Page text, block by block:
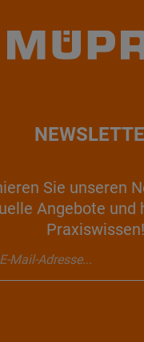
Sie unseren
Angebote und
Praxiswissen!